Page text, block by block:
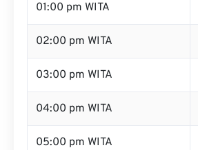
01:00 pm WITA
02:00 pm WITA
03:00 pm WITA
04:00 pm WITA
05:00 pm WITA